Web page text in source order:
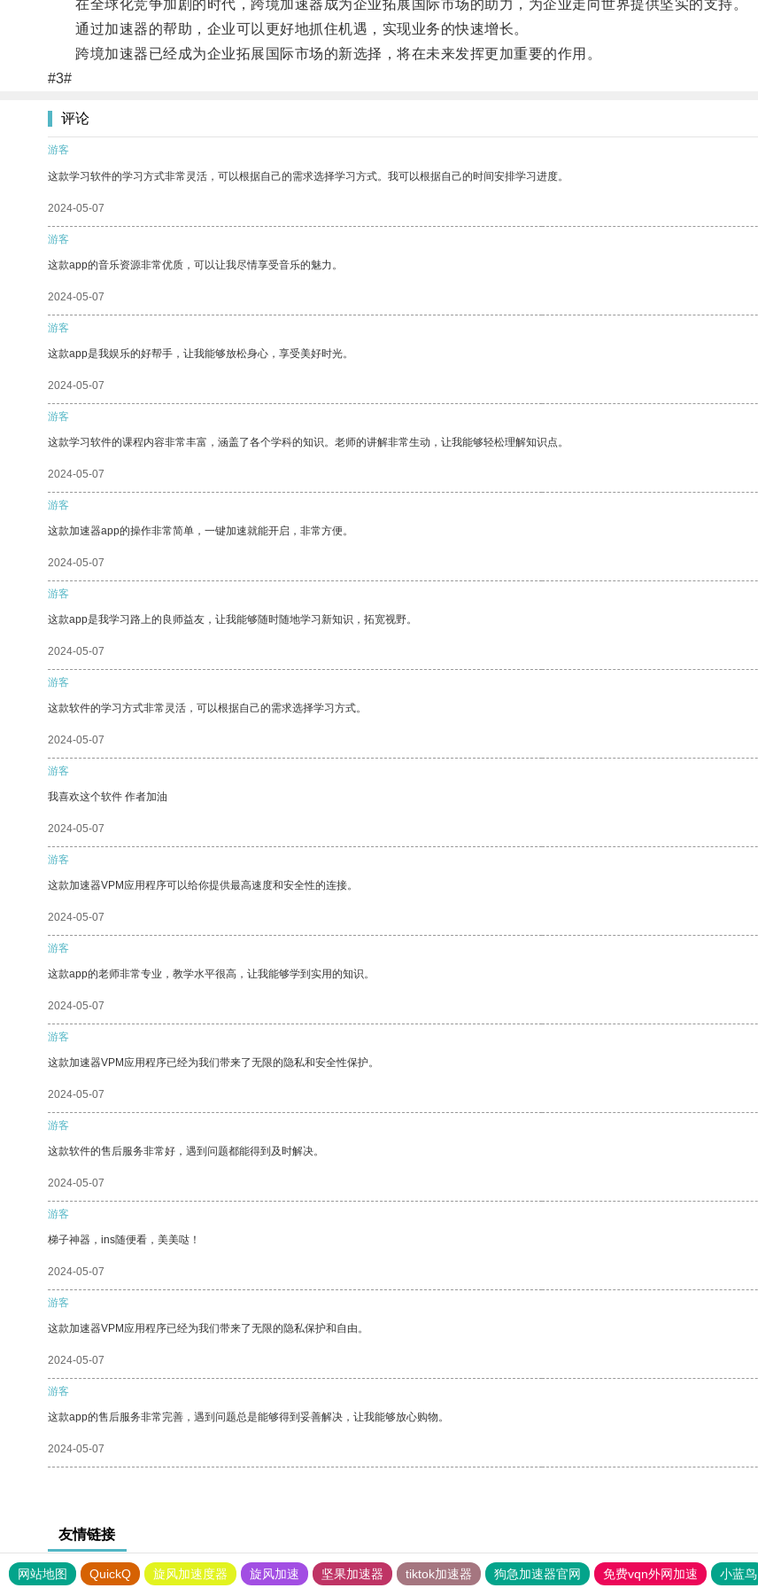
在全球化竞争加剧的时代，跨境加速器成为企业拓展国际市场的助力，为企业走向世界提供坚实的支持。
通过加速器的帮助，企业可以更好地抓住机遇，实现业务的快速增长。
跨境加速器已经成为企业拓展国际市场的新选择，将在未来发挥更加重要的作用。
#3#
评论
游客
这款学习软件的学习方式非常灵活，可以根据自己的需求选择学习方式。我可以根据自己的时间安排学习进度。
2024-05-07
游客
这款app的音乐资源非常优质，可以让我尽情享受音乐的魅力。
2024-05-07
游客
这款app是我娱乐的好帮手，让我能够放松身心，享受美好时光。
2024-05-07
游客
这款学习软件的课程内容非常丰富，涵盖了各个学科的知识。老师的讲解非常生动，让我能够轻松理解知识点。
2024-05-07
游客
这款加速器app的操作非常简单，一键加速就能开启，非常方便。
2024-05-07
游客
这款app是我学习路上的良师益友，让我能够随时随地学习新知识，拓宽视野。
2024-05-07
游客
这款软件的学习方式非常灵活，可以根据自己的需求选择学习方式。
2024-05-07
游客
我喜欢这个软件 作者加油
2024-05-07
游客
这款加速器VPM应用程序可以给你提供最高速度和安全性的连接。
2024-05-07
游客
这款app的老师非常专业，教学水平很高，让我能够学到实用的知识。
2024-05-07
游客
这款加速器VPM应用程序已经为我们带来了无限的隐私和安全性保护。
2024-05-07
游客
这款软件的售后服务非常好，遇到问题都能得到及时解决。
2024-05-07
游客
梯子神器，ins随便看，美美哒！
2024-05-07
游客
这款加速器VPM应用程序已经为我们带来了无限的隐私保护和自由。
2024-05-07
游客
这款app的售后服务非常完善，遇到问题总是能够得到妥善解决，让我能够放心购物。
2024-05-07
友情链接
网站地图 QuickQ 旋风加速度器 旋风加速 坚果加速器 tiktok加速器 狗急加速器官网 免费vqn外网加速 小蓝鸟